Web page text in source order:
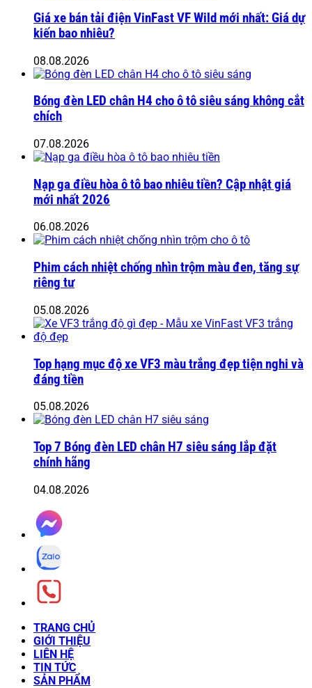
Giá xe bán tải điện VinFast VF Wild mới nhất: Giá dự
kiến bao nhiêu?
08.08.2026
Bóng đèn LED chân H4 cho ô tô siêu sáng không cắt
chích
07.08.2026
Nạp ga điều hòa ô tô bao nhiêu tiền? Cập nhật giá
mới nhất 2026
06.08.2026
Phim cách nhiệt chống nhìn trộm màu đen, tăng sự
riêng tư
05.08.2026
Top hạng mục độ xe VF3 màu trắng đẹp tiện nghi và
đáng tiền
05.08.2026
Top 7 Bóng đèn LED chân H7 siêu sáng lắp đặt
chính hãng
04.08.2026
TRANG CHỦ
GIỚI THIỆU
LIÊN HỆ
TIN TỨC
SẢN PHẨM